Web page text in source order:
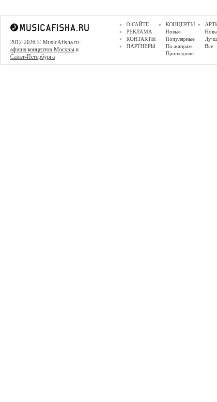
2012-2026 © MusicAfisha.ru -
афиша концертов Москвы и
Санкт-Петербурга
О САЙТЕ
РЕКЛАМА
КОНТАКТЫ
ПАРТНЕРЫ
КОНЦЕРТЫ
Новые
Популярные
По жанрам
Прошедшие
Все